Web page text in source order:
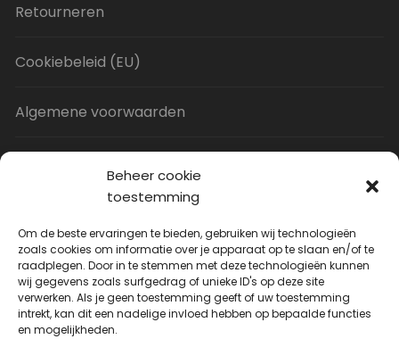
Beheer cookie
toestemming
Om de beste ervaringen te bieden, gebruiken wij technologieën
zoals cookies om informatie over je apparaat op te slaan en/of te
raadplegen. Door in te stemmen met deze technologieën kunnen
wij gegevens zoals surfgedrag of unieke ID's op deze site
verwerken. Als je geen toestemming geeft of uw toestemming
intrekt, kan dit een nadelige invloed hebben op bepaalde functies
en mogelijkheden.
Retourneren
Cookiebeleid (EU)
Algemene voorwaarden
Uitverkoop
JNF Deurklink gebogen 16mm